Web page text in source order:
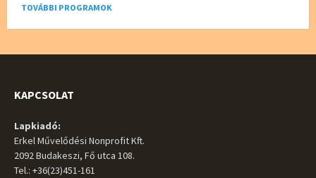
TOVÁBBI PROGRAMOK
KAPCSOLAT
Lapkiadó:
Erkel Művelődési Nonprofit Kft.
2092 Budakeszi, Fő utca 108.
Tel.: +36(23)451-161